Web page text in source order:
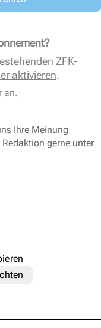
ZFK-
aktivieren.
an.
Ihre Meinung
gerne unter